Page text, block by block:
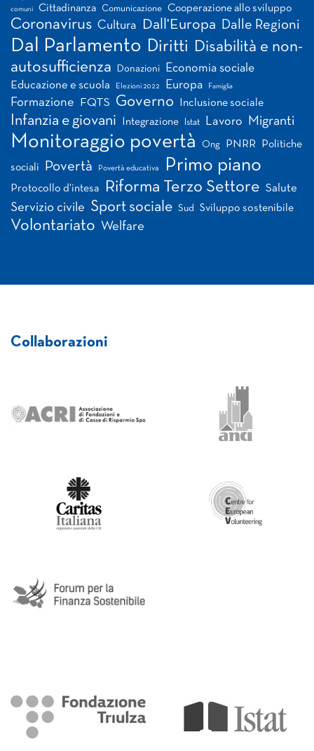
comuni Cittadinanza Comunicazione Cooperazione allo sviluppo
Coronavirus Cultura Dall'Europa Dalle Regioni
Dal Parlamento Diritti Disabilità e non-
autosufficienza
Donazioni Economia sociale
Educazione e scuola Elezioni 2022 Europa Famiglia
Formazione FQTS Governo Inclusione sociale
Infanzia e giovani Integrazione Istat Lavoro Migranti
Monitoraggio povertà Ong PNRR Politiche
sociali Povertà Povertà educativa Primo piano
Protocollo d'intesa Riforma Terzo Settore Salute
Servizio civile Sport sociale Sud Sviluppo sostenibile
Volontariato Welfare
Collaborazioni